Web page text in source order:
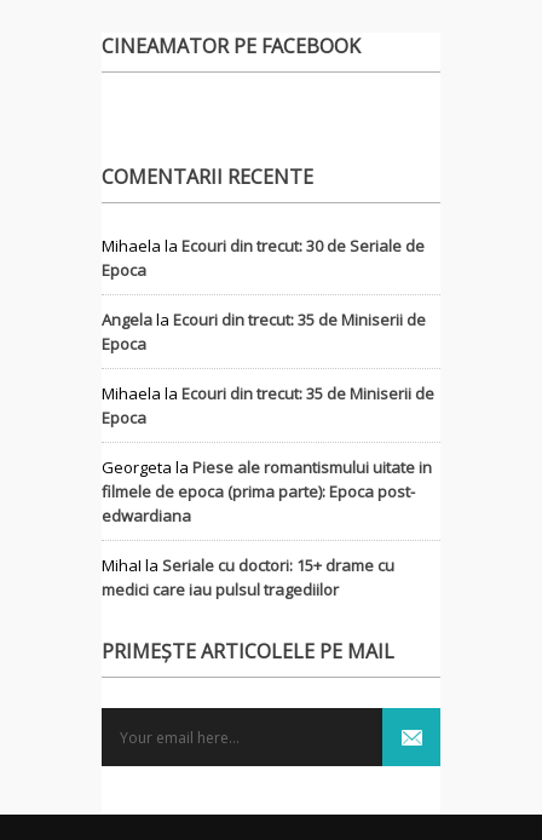
CINEAMATOR PE FACEBOOK
COMENTARII RECENTE
Mihaela la Ecouri din trecut: 30 de Seriale de
Epoca
Angelala Ecouri din trecut: 35 de Miniserii de
Epoca
Mihaela la Ecouri din trecut: 35 de Miniserii de
Epoca
Georgeta la Piese ale romantismului uitate in
filmele de epoca (prima parte): Epoca post-
edwardiana
MihaI la Seriale cu doctori: 15+ drame cu
medici care iau pulsul tragediilor
PRIMEȘTE ARTICOLELE PE MAIL